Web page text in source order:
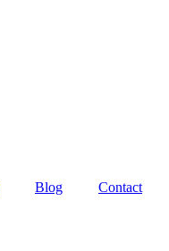
Blog Contact